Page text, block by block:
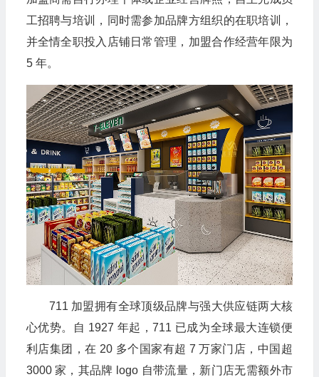
工招聘与培训，同时需参加品牌方组织的在职培训，
并全情全职投入店铺日常管理，加盟合作经营年限为
5 年。
711 加盟拥有全球顶级品牌与强大供应链两大核
心优势。自 1927 年起，711 已成为全球最大连锁便
利店集团，在 20 多个国家有超 7 万家门店，中国超
3000 家，其品牌 logo 自带流量，新门店无需额外市